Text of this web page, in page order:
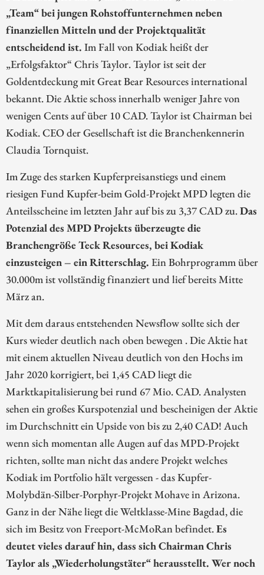
„Team“ bei jungen Rohstoffunternehmen neben
finanziellen Mitteln und der Projektqualität
entscheidend ist. Im Fall von Kodiak heißt der
„Erfolgsfaktor“ Chris Taylor. Taylor ist seit der
Goldentdeckung mit Great Bear Resources international
bekannt. Die Aktie schoss innerhalb weniger Jahre von
wenigen Cents auf über 10 CAD. Taylor ist Chairman bei
Kodiak. CEO der Gesellschaft ist die Branchenkennerin
Claudia Tornquist.
Im Zuge des starken Kupferpreisanstiegs und einem
riesigen Fund Kupfer-beim Gold-Projekt MPD legten die
Anteilsscheine im letzten Jahr auf bis zu 3,37 CAD zu.Das
Potenzial des MPD Projekts überzeugte die
Branchengröße Teck Resources, bei Kodiak
einzusteigen – ein Ritterschlag. Ein Bohrprogramm über
30.000m ist vollständig finanziert und lief bereits Mitte
März an.
Mit dem daraus entstehenden Newsflow sollte sich der
Kurs wieder deutlich nach oben bewegen . Die Aktie hat
mit einem aktuellen Niveau deutlich von den Hochs im
Jahr 2020 korrigiert, bei 1,45 CAD liegt die
Marktkapitalisierung bei rund 67 Mio. CAD. Analysten
sehen ein großes Kurspotenzial und bescheinigen der Aktie
im Durchschnitt ein Upside von bis zu 2,40 CAD! Auch
wenn sich momentan alle Augen auf das MPD-Projekt
richten, sollte man nicht das andere Projekt welches
Kodiak im Portfolio hält vergessen - das Kupfer-
Molybdän-Silber-Porphyr-Projekt Mohave in Arizona.
Ganz in der Nähe liegt die Weltklasse-Mine Bagdad, die
sich im Besitz von Freeport-McMoRan befindet.Es
deutet vieles darauf hin, dass sich Chairman Chris
Taylor als „Wiederholungstäter“ herausstellt. Wer noch